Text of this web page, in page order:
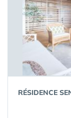
RÉSIDENCE